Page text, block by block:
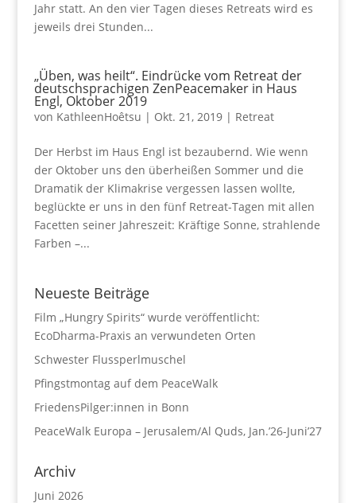
Jahr statt. An den vier Tagen dieses Retreats wird es
jeweils drei Stunden...
„Üben, was heilt“. Eindrücke vom Retreat der
deutschsprachigen ZenPeacemaker in Haus
Engl, Oktober 2019
von KathleenHoêtsu | Okt. 21, 2019| Retreat
Der Herbst im Haus Engl ist bezaubernd. Wie wenn
der Oktober uns den überheißen Sommer und die
Dramatik der Klimakrise vergessen lassen wollte,
beglückte er uns in den fünf Retreat-Tagen mit allen
Facetten seiner Jahreszeit: Kräftige Sonne, strahlende
Farben –...
Neueste Beiträge
Film „Hungry Spirits“ wurde veröffentlicht:
EcoDharma-Praxis an verwundeten Orten
Schwester Flussperlmuschel
Pfingstmontag auf dem PeaceWalk
FriedensPilger:innen in Bonn
PeaceWalk Europa – Jerusalem/Al Quds, Jan.’26-Juni’27
Archiv
Juni 2026